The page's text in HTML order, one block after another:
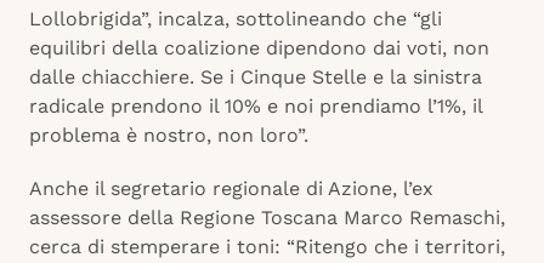
Lollobrigida”, incalza, sottolineando che “gli
equilibri della coalizione dipendono dai voti, non
dalle chiacchiere. Se i Cinque Stelle e la sinistra
radicale prendono il 10% e noi prendiamo l’1%, il
problema è nostro, non loro”.
Anche il segretario regionale di Azione, l’ex
assessore della Regione Toscana Marco Remaschi,
cerca di stemperare i toni: “Ritengo che i territori,